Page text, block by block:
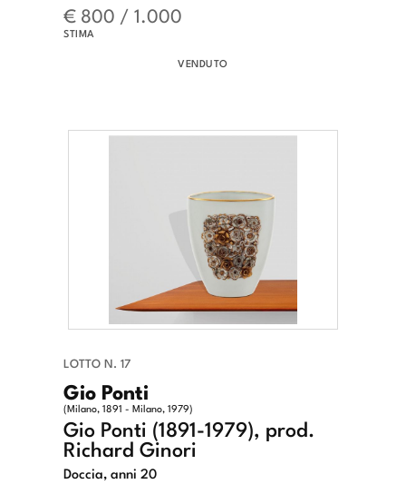
€ 800 / 1.000
STIMA
VENDUTO
LOTTO N. 17
Gio Ponti
(Milano, 1891 - Milano, 1979)
Gio Ponti (1891-1979), prod.
Richard Ginori
Doccia, anni 20